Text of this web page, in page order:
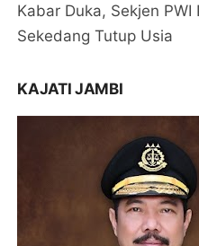
Kabar Duka, Sekjen
Sekedang Tutup Usia
KAJATI JAMBI